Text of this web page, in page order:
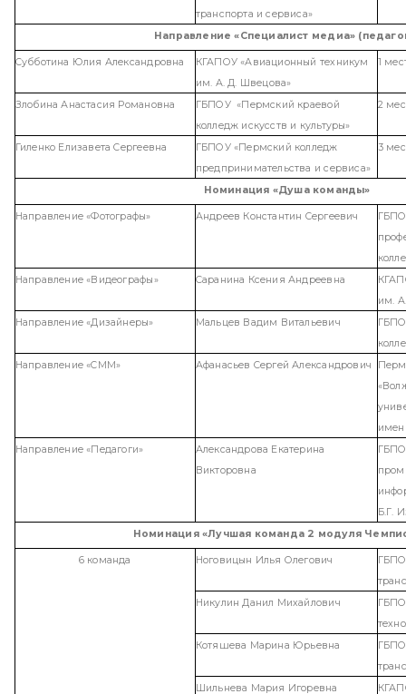
транспорта и сервиса»
Направление «Специалист медиа»
Субботина Юлия Александровна
КГАПОУ «Авиационный техникум
им. А. Д. Швецова»
1
Злобина Анастасия Романовна
ГБПОУ «Пермский краевой
колледж искусств и культуры»
2
Гиленко Елизавета Сергеевна
ГБПОУ «Пермский колледж
предпринимательства и сервиса»
3
Номинация «Душа команды»
Направление «Фотографы» Андреев Константин Сергеевич
Направление «Видеографы» Саранина Ксения Андреевна
им.
Направление «Дизайнеры» Мальцев Вадим Витальевич
Направление «СММ» Афанасьев Сергей Александрович
Направление «Педагоги»
Александрова Екатерина
Викторовна
Б.Г.
Номинация «Лучшая команда 2 модуля
6 команда Ноговицын Илья Олегович
Никулин Данил Михайлович
Котяшева Марина Юрьевна
Шильнева Мария Игоревна